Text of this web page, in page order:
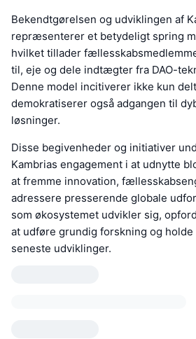
Bekendtgørelsen og udviklingen af
repræsenterer et betydeligt spring
hvilket tillader
til, eje og dele indtægter fra DAO-
Denne model incitiverer ikke kun
demokratiserer også adgangen til
løsninger.
Disse begivenheder og initiativer
Kambrias engagement i at udnytte
at fremme innovation,
adressere presserende globale
som økosystemet udvikler sig,
at udføre grundig forskning og
seneste udviklinger.